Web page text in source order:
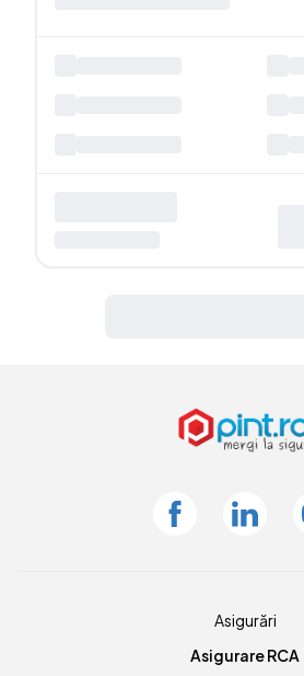
FacebookLinkedin
Asigurări
Asigurare RCA